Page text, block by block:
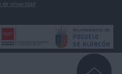
de privacidad